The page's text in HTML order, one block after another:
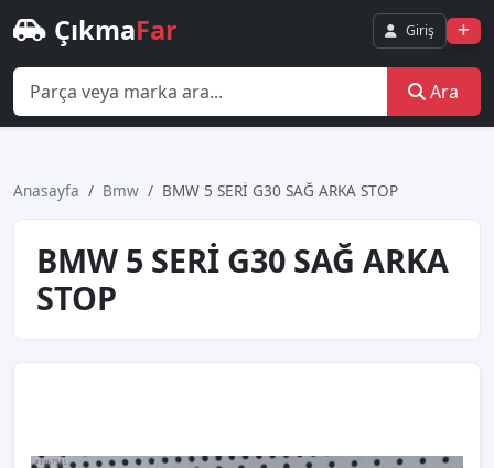
ÇıkmaFar Giriş
Ara
Anasayfa Bmw BMW 5 SERİ G30 SAĞ ARKA STOP
BMW 5 SERİ G30 SAĞ ARKA
STOP